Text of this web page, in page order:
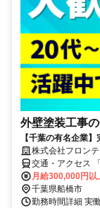
外壁塗装工事
【千葉の有名企業
株式会社フロン
交通・アクセス
月給300,000円以
千葉県船橋市
勤務時間詳細 実